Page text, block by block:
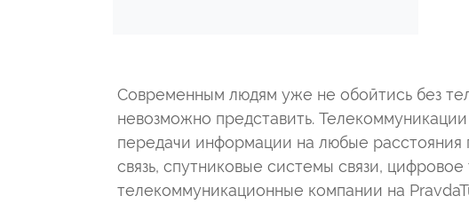
Современным людям уже не обойтись без
невозможно представить.
передачи информации на любые
связь, спутниковые системы связи,
телекоммуникационные компании на